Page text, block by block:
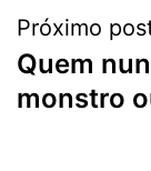
Próximo
Quem
monstro